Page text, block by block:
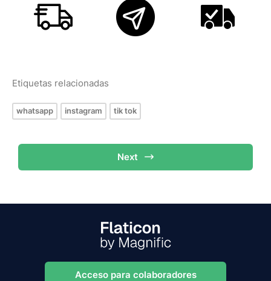
Etiquetas relacionadas
whatsapp instagram tik tok
Next
Acceso para colaboradores